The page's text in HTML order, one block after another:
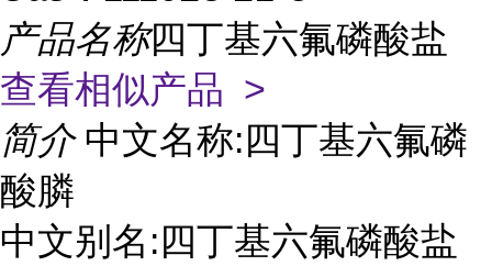
产品名称四丁基六氟磷酸盐
查看相似产品 >
简介 中文名称:四丁基六氟磷
酸膦
中文别名:四丁基六氟磷酸盐